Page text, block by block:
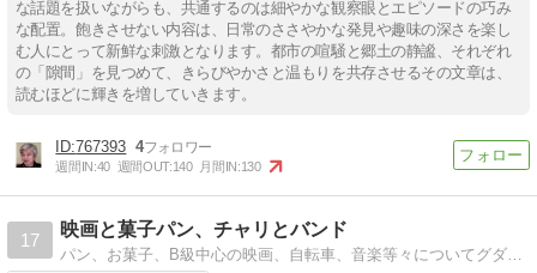
な話題を扱いながらも、共通するのは細やかな観察眼とエピソードの巧み
な配置。飽きさせない内容は、日常のささやかな発見や趣味の深さを楽し
む人にとって新鮮な刺激となります。都市の喧騒と郷土の静謐、それぞれ
の「隙間」を見つめて、きらびやかさと温もりを共存させるその文章は、
読むほどに輝きを増していきます。
767393 4
週間IN:40 週間OUT:140 月間IN:130
17
映画と菓子パン、チャリとバンド
パン、お菓子、B級中心の映画、自転車、音楽等々についてグダグダと語るブログ